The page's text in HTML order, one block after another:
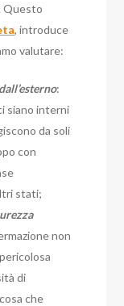
Questo
, introduce
valutare:
:
siano interni
da soli
con
stati;
non
di
che